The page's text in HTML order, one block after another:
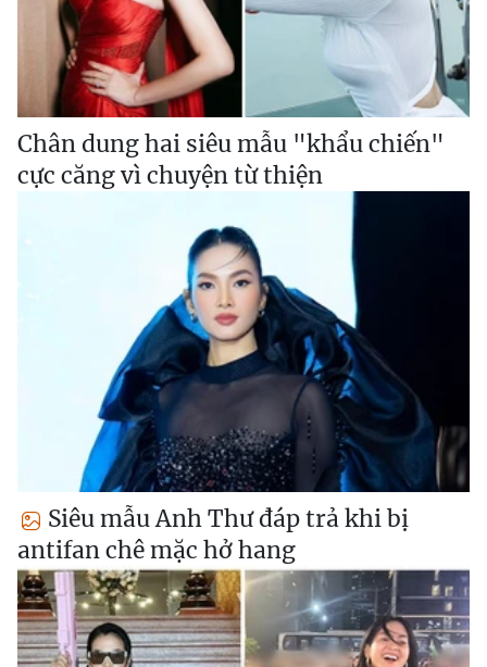
Chân dung hai siêu mẫu "khẩu chiến"
cực căng vì chuyện từ thiện
Siêu mẫu Anh Thư đáp trả khi bị
antifan chê mặc hở hang